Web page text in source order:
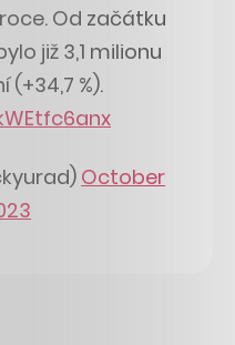
Od začátku
již 3,1 milionu
%).
October